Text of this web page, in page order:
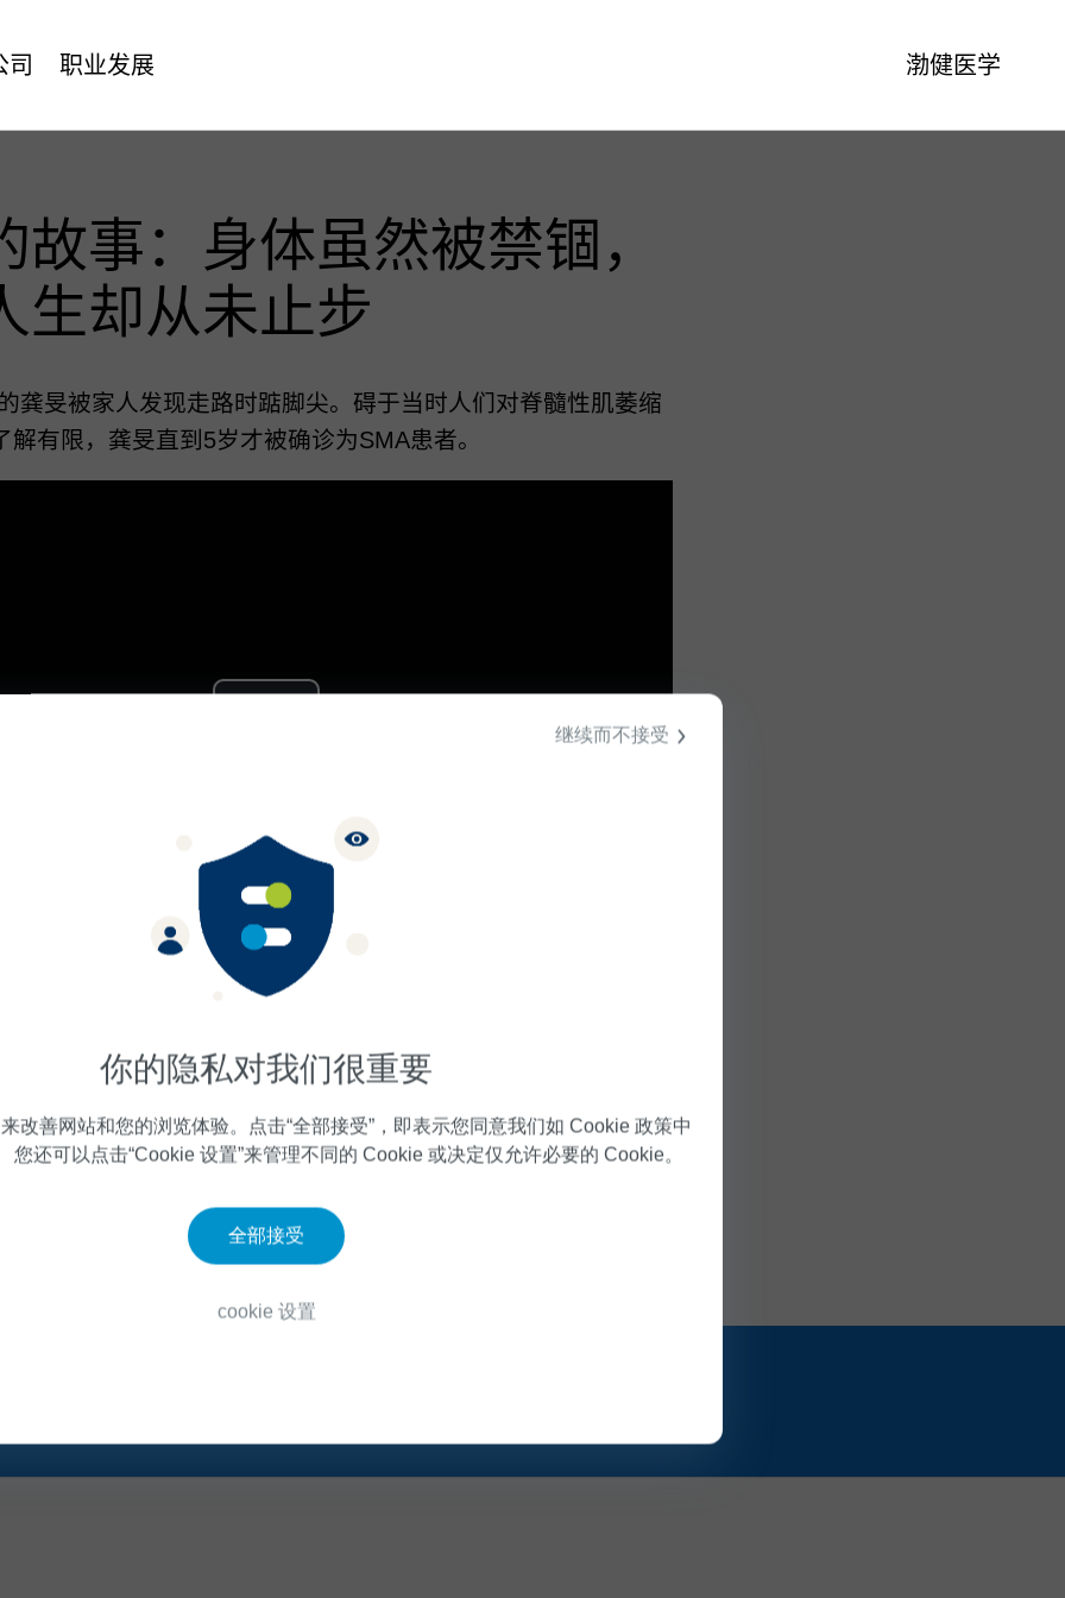
你的隐私对我们很重要
改善网站和您的浏览体验。点击“全部接受”，即表示您同意我们如 Cookie 政策中
您还可以点击“Cookie 设置”来管理不同的 Cookie 或决定仅允许必要的 Cookie。
全部接受
cookie 设置
继续而不接受
司 职业发展 渤健医学
故事：身体虽然被禁锢，
生却从未止步
龚旻被家人发现走路时踮脚尖。碍于当时人们对脊髓性肌萎缩
解有限，龚旻直到5岁才被确诊为SMA患者。
体受到了限制，但通过诊疗与康复，他们拥有了更多的选择，他
旻由衷地希望自己可以越来越好，多陪陪家人，多出去看看世
下内容感兴趣: 脊髓性肌萎缩症